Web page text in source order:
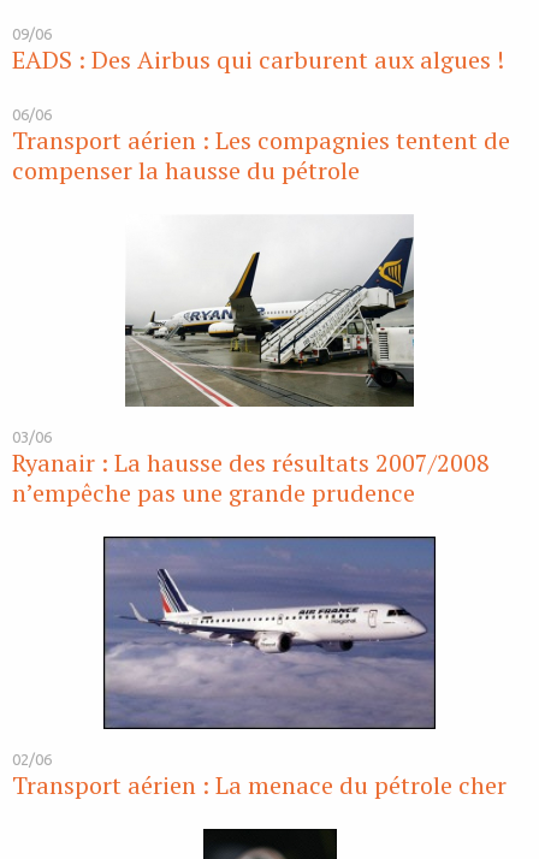
09/06
EADS : Des Airbus qui carburent aux algues !
06/06
Transport aérien : Les compagnies tentent de
compenser la hausse du pétrole
03/06
Ryanair : La hausse des résultats 2007/2008
n’empêche pas une grande prudence
02/06
Transport aérien : La menace du pétrole cher